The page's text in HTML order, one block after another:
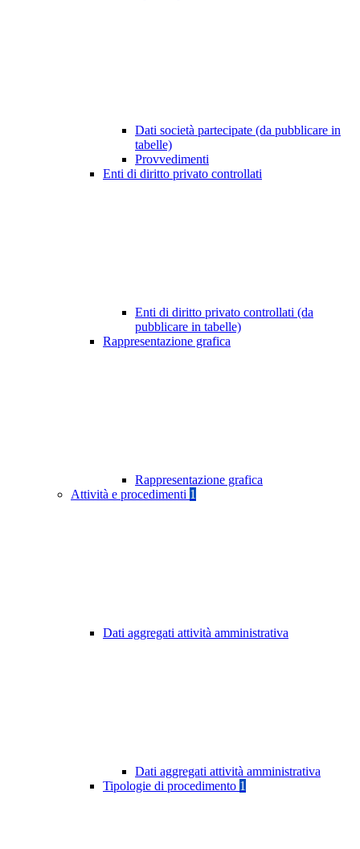
Dati società partecipate (da pubblicare in
tabelle)
Provvedimenti
Enti di diritto privato controllati
Enti di diritto privato controllati (da
pubblicare in tabelle)
Rappresentazione grafica
Rappresentazione grafica
Attività e procedimenti 1
Dati aggregati attività amministrativa
Dati aggregati attività amministrativa
Tipologie di procedimento 1